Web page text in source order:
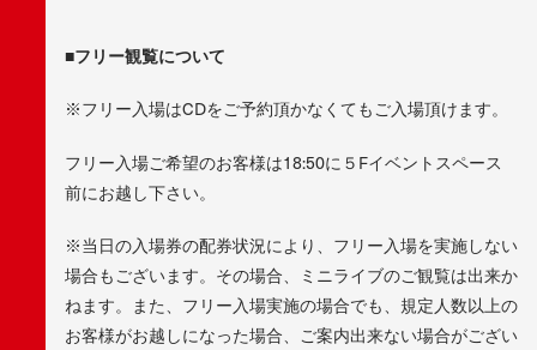
■フリー観覧について
※フリー入場はCDをご予約頂かなくてもご入場頂けます。
フリー入場ご希望のお客様は18:50に５Fイベントスペース
前にお越し下さい。
※当日の入場券の配券状況により、フリー入場を実施しない
場合もございます。その場合、ミニライブのご観覧は出来か
ねます。また、フリー入場実施の場合でも、規定人数以上の
お客様がお越しになった場合、ご案内出来ない場合がござい